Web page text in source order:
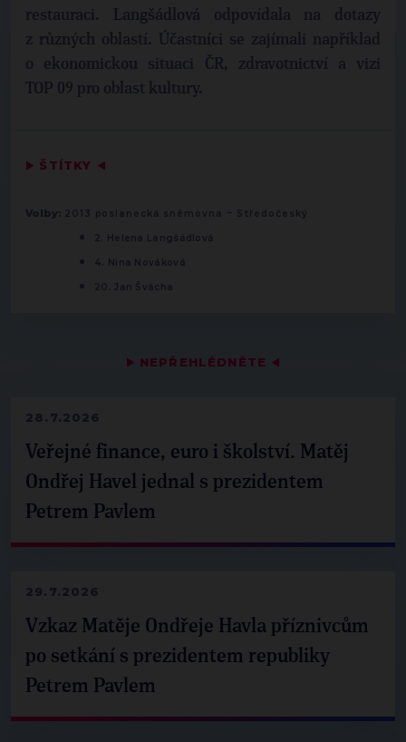
▶ NEPŘEHLÉDNĚTE ◀
28.7.2026
Veřejné finance, euro i školství. Matěj
Ondřej Havel jednal s prezidentem
Petrem Pavlem
29.7.2026
Vzkaz Matěje Ondřeje Havla příznivcům
po setkání s prezidentem republiky
Petrem Pavlem
restauraci. Langšádlová odpovídala na dotazy
z různých oblastí. Účastníci se zajímali například
o ekonomickou situaci ČR, zdravotnictví a vizi
TOP 09 pro oblast kultury.
▶ ŠTÍTKY ◀
Volby: 2013 poslanecká sněmovna - Středočeský
2. Helena Langšádlová
4. Nina Nováková
20. Jan Švácha